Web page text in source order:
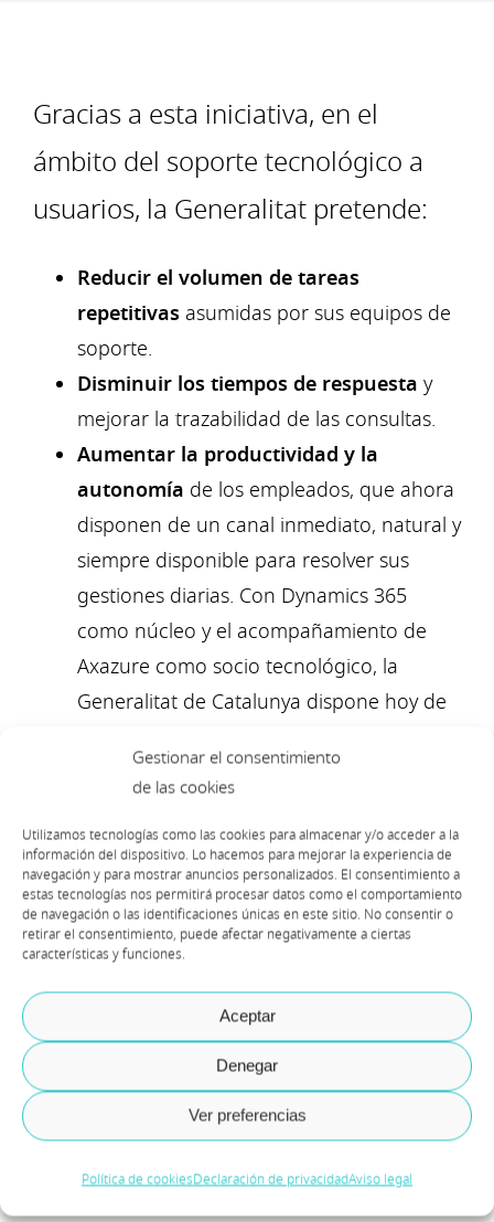
Gestionar el consentimiento
de las cookies
Utilizamos tecnologías como las cookies para almacenar y/o acceder a la
información del dispositivo. Lo hacemos para mejorar la experiencia de
navegación y para mostrar anuncios personalizados. El consentimiento a
estas tecnologías nos permitirá procesar datos como el comportamiento
de navegación o las identificaciones únicas en este sitio. No consentir o
retirar el consentimiento, puede afectar negativamente a ciertas
características y funciones.
Aceptar
Denegar
Ver preferencias
Política de cookiesDeclaración de privacidadAviso legal
La Conquista
El asistente virtual facilita la
resolución de las consultas y
peticiones tecnológicas del usuario,
además hace más eficientes los
Gracias a esta iniciativa, en el
ámbito del soporte tecnológico a
usuarios, la Generalitat pretende:
Reducir el volumen de tareas
repetitivas asumidas por sus equipos de
soporte.
Disminuir los tiempos de respuesta y
mejorar la trazabilidad de las consultas.
Aumentar la productividad y la
autonomía de los empleados, que ahora
disponen de un canal inmediato, natural y
siempre disponible para resolver sus
gestiones diarias. Con Dynamics 365
como núcleo y el acompañamiento de
Axazure como socio tecnológico, la
Generalitat de Catalunya dispone hoy de
preparada para evolucionar. Un modelo
el sector retail, que pone al cliente y a los
datos en el centro de la experiencia.